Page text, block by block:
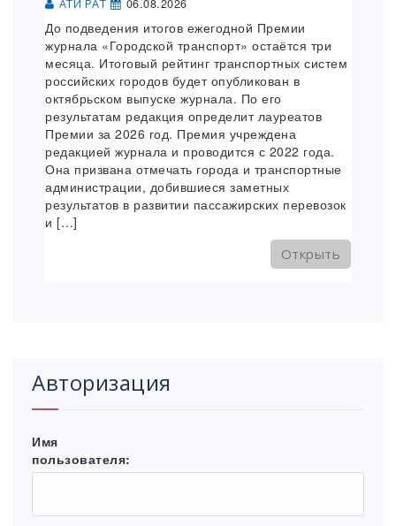
АТИ РАТ 06.08.2026
До подведения итогов ежегодной Премии
журнала «Городской транспорт» остаётся три
месяца. Итоговый рейтинг транспортных систем
российских городов будет опубликован в
октябрьском выпуске журнала. По его
результатам редакция определит лауреатов
Премии за 2026 год. Премия учреждена
редакцией журнала и проводится с 2022 года.
Она призвана отмечать города и транспортные
администрации, добившиеся заметных
результатов в развитии пассажирских перевозок
и […]
Открыть
Авторизация
Имя
пользователя: